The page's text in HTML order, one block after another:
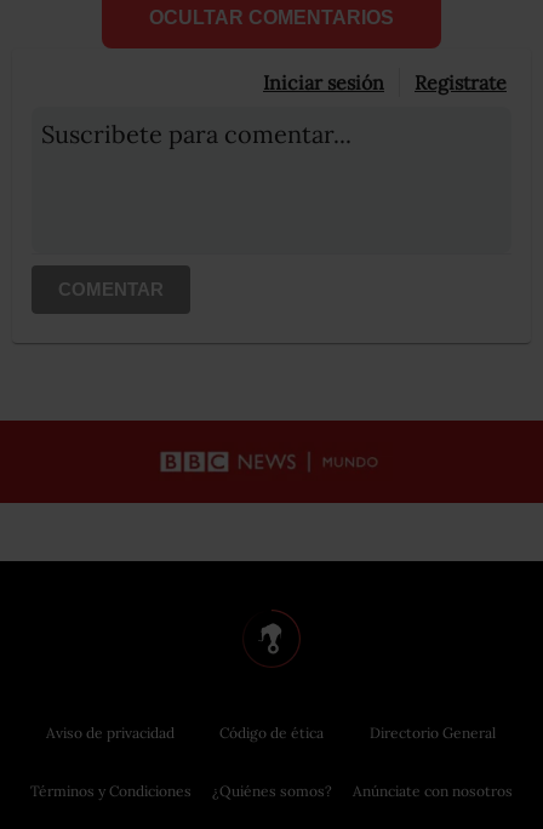
OCULTAR COMENTARIOS
Iniciar sesión Registrate
Suscribete para comentar...
COMENTAR
Aviso de privacidad
Términos y Condiciones
Código de ética
¿Quiénes somos?
Directorio General
Anúnciate con nosotros